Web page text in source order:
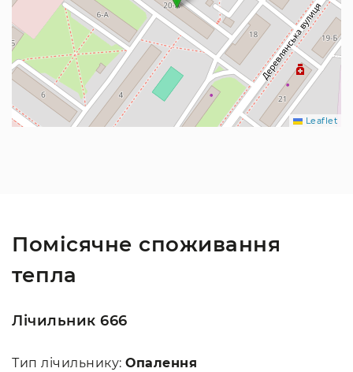
Leaflet
Помісячне споживання
тепла
Лічильник 666
Тип лічильнику: Опалення